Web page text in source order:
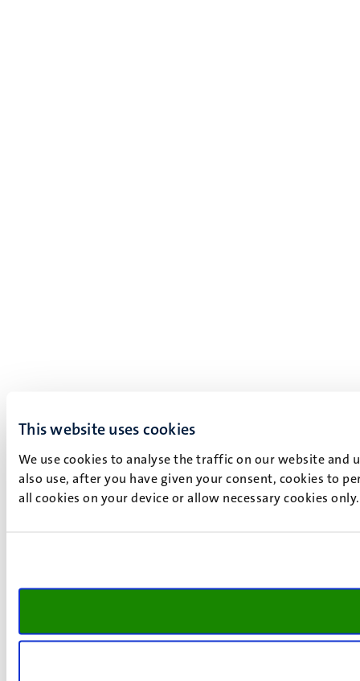
This website uses cookies
We use cookies to analyse the traffic on our website and
also use, after you have given your consent, cookies to
all cookies on your device or allow necessary cookies